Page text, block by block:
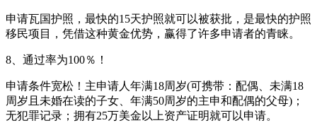
申请瓦国护照，最快的15天护照就可以被获批，是最快的护照
移民项目，凭借这种黄金优势，赢得了许多申请者的青睐。
8、通过率为100％！
申请条件宽松！主申请人年满18周岁(可携带：配偶、未满18
周岁且未婚在读的子女、年满50周岁的主申和配偶的父母)；
无犯罪记录；拥有25万美金以上资产证明就可以申请。